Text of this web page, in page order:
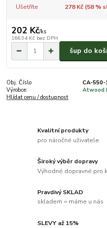
Ušetříte 278 Kč (58%
202 Kč/ks
166,94 Kč bez DPH
šup do
Obj. Číslo
CA-550-
Výrobce:
Atwood
Hlídat cenu / dostupnost
Kvalitní produkty
pro náročné uživatele
Široký výběr dopravy
Výhodné dopravné pro
Pravdivý SKLAD
skladem = máme u nás
SLEVY až 15%